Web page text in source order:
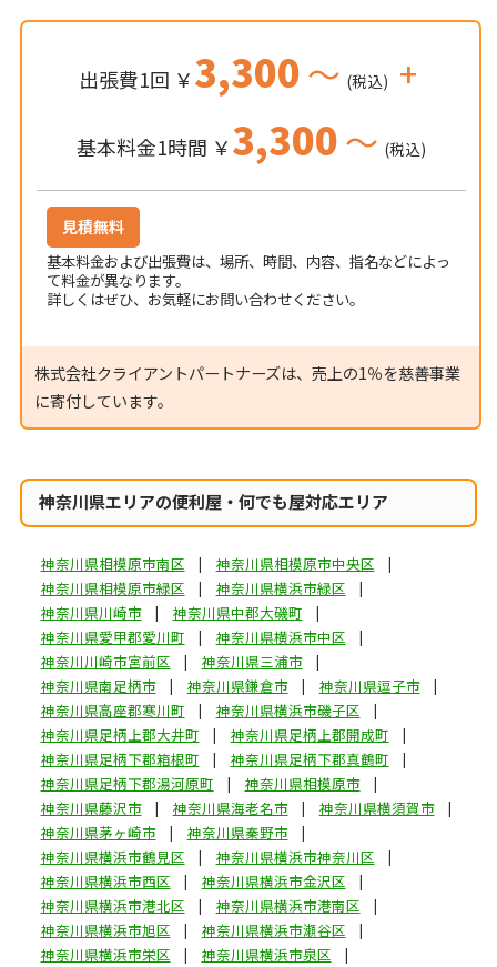
出張費1回 ￥3,300～ (税込) +
基本料金1時間 ￥3,300～ (税込)
見積無料
基本料金および出張費は、場所、時間、内容、指名などによっ
て料金が異なります。
詳しくはぜひ、お気軽にお問い合わせください。
株式会社クライアントパートナーズは、売上の1％を慈善事業
に寄付しています。
神奈川県エリアの便利屋・何でも屋対応エリア
神奈川県相模原市南区
神奈川県相模原市中央区
神奈川県相模原市緑区
神奈川県横浜市緑区
神奈川県川崎市
神奈川県中郡大磯町
神奈川県愛甲郡愛川町
神奈川県横浜市中区
神奈川川崎市宮前区
神奈川県三浦市
神奈川県南足柄市
神奈川県鎌倉市
神奈川県逗子市
神奈川県高座郡寒川町
神奈川県横浜市磯子区
神奈川県足柄上郡大井町
神奈川県足柄上郡開成町
神奈川県足柄下郡箱根町
神奈川県足柄下郡真鶴町
神奈川県足柄下郡湯河原町
神奈川県相模原市
神奈川県藤沢市
神奈川県海老名市
神奈川県横須賀市
神奈川県茅ヶ崎市
神奈川県秦野市
神奈川県横浜市鶴見区
神奈川県横浜市神奈川区
神奈川県横浜市西区
神奈川県横浜市金沢区
神奈川県横浜市港北区
神奈川県横浜市港南区
神奈川県横浜市旭区
神奈川県横浜市瀬谷区
神奈川県横浜市栄区
神奈川県横浜市泉区